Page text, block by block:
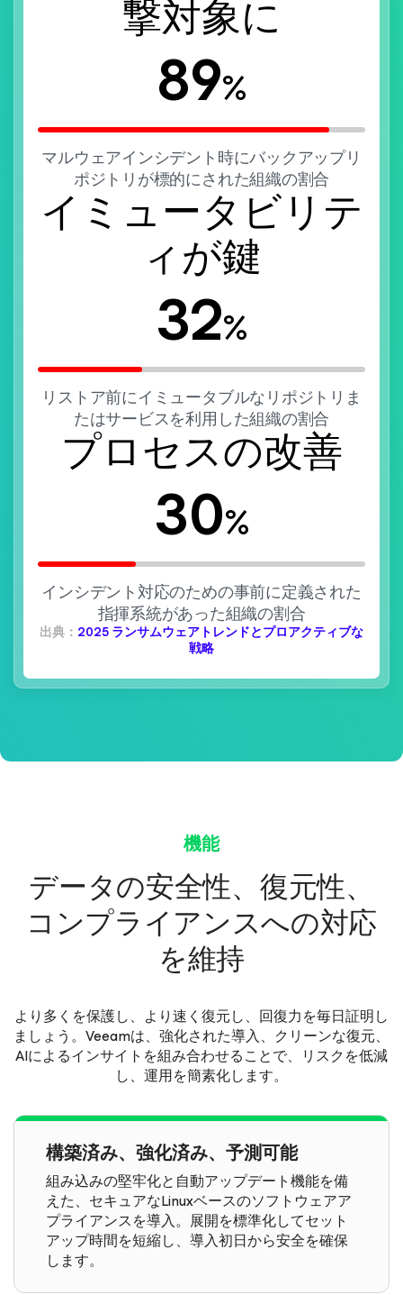
撃対象に
89%
マルウェアインシデント時にバックアップリ
ポジトリが標的にされた組織の割合
イミュータビリテ
ィが鍵
32%
リストア前にイミュータブルなリポジトリま
たはサービスを利用した組織の割合
プロセスの改善
30%
インシデント対応のための事前に定義された
指揮系統があった組織の割合
出典： 2025 ランサムウェアトレンドとプロアクティブな
戦略
機能
データの安全性、復元性、
コンプライアンスへの対応
を維持
より多くを保護し、より速く復元し、回復力を毎日証明し
ましょう。Veeamは、強化された導入、クリーンな復元、
AIによるインサイトを組み合わせることで、リスクを低減
し、運用を簡素化します。
構築済み、強化済み、予測可能
組み込みの堅牢化と自動アップデート機能を備
えた、セキュアなLinuxベースのソフトウェアア
プライアンスを導入。展開を標準化してセット
アップ時間を短縮し、導入初日から安全を確保
します。